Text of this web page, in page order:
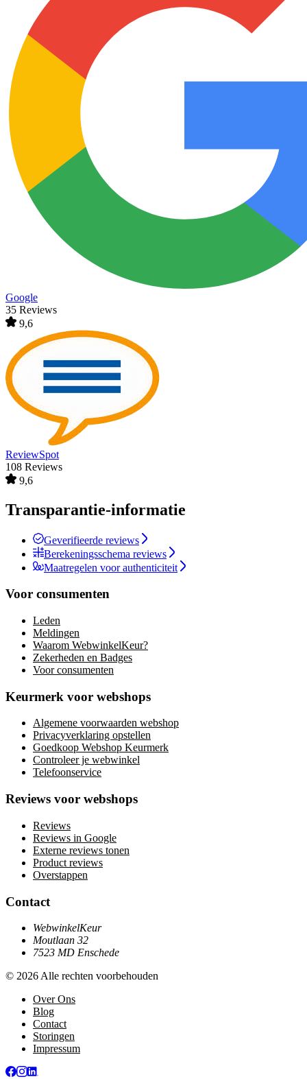
Google
35 Reviews
9,6
ReviewSpot
108 Reviews
9,6
Transparantie-informatie
Geverifieerde reviews
Berekeningsschema reviews
Maatregelen voor authenticiteit
Voor consumenten
Leden
Meldingen
Waarom WebwinkelKeur?
Zekerheden en Badges
Voor consumenten
Keurmerk voor webshops
Algemene voorwaarden webshop
Privacyverklaring opstellen
Goedkoop Webshop Keurmerk
Controleer je webwinkel
Telefoonservice
Reviews voor webshops
Reviews
Reviews in Google
Externe reviews tonen
Product reviews
Overstappen
Contact
WebwinkelKeur
Moutlaan 32
7523 MD Enschede
© 2026 Alle rechten voorbehouden
Over Ons
Blog
Contact
Storingen
Impressum